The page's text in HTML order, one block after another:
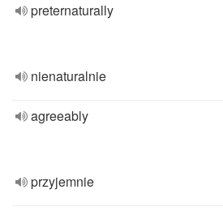
preternaturally
nienaturalnie
agreeably
przyjemnie